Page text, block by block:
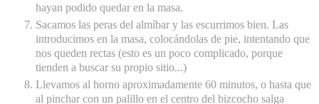
hayan podido quedar en la masa.
Sacamos las peras del almíbar y las escurrimos bien. Las
introducimos en la masa, colocándolas de pie, intentando que
nos queden rectas (esto es un poco complicado, porque
tienden a buscar su propio sitio...)
Llevamos al horno aproximadamente 60 minutos, o hasta que
al pinchar con un palillo en el centro del bizcocho salga